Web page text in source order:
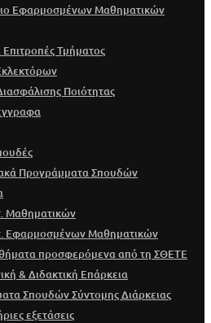
Εφαρμοσμένων Μαθηματικών
Επιτροπές Τμήματος
Ποιότητας
Προγράμματα Σπουδών
Μαθηματικών
Εφαρμοσμένων Μαθηματικών
προσφερόμενα από τη ΣΘΕΤΕ
& Διδακτική Επάρκεια
Σπουδών Σύντομης Διάρκειας
εξετάσεις